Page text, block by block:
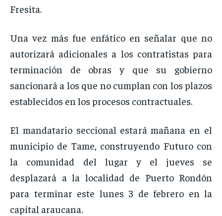
Fresita.
Una vez más fue enfático en señalar que no
autorizará adicionales a los contratistas para
terminación de obras y que su gobierno
sancionará a los que no cumplan con los plazos
establecidos en los procesos contractuales.
El mandatario seccional estará mañana en el
municipio de Tame, construyendo Futuro con
la comunidad del lugar y el jueves se
desplazará a la localidad de Puerto Rondón
para terminar este lunes 3 de febrero en la
capital araucana.